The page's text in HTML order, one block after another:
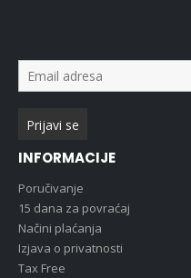
INFORMACIJE
Poručivanje
15 dana za povraćaj
Načini plaćanja
Izjava o privatnosti
Tax Free